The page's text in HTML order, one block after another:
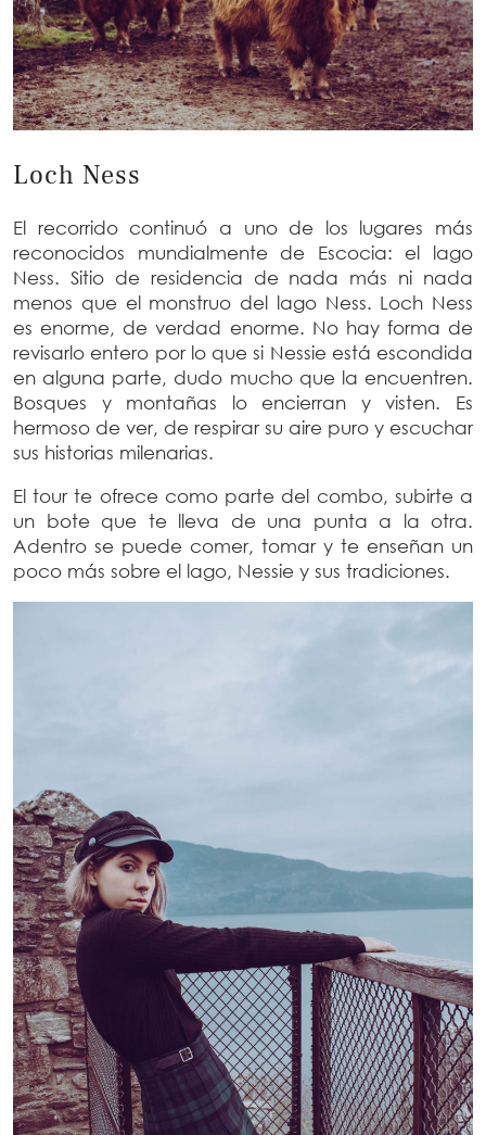
Loch Ness
El recorrido continuó a uno de los lugares más
reconocidos mundialmente de Escocia: el lago
Ness. Sitio de residencia de nada más ni nada
menos que el monstruo del lago Ness. Loch Ness
es enorme, de verdad enorme. No hay forma de
revisarlo entero por lo que si Nessie está escondida
en alguna parte, dudo mucho que la encuentren.
Bosques y montañas lo encierran y visten. Es
hermoso de ver, de respirar su aire puro y escuchar
sus historias milenarias.
El tour te ofrece como parte del combo, subirte a
un bote que te lleva de una punta a la otra.
Adentro se puede comer, tomar y te enseñan un
poco más sobre el lago, Nessie y sus tradiciones.